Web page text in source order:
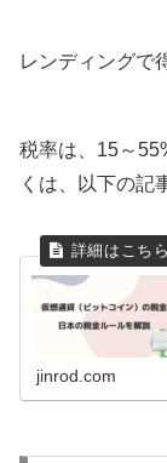
レンディングで
税率は、15～
くは、以下の記
jinrod.com